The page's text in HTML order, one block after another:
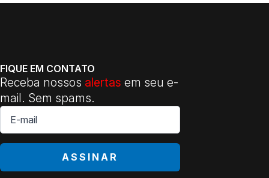
FIQUE EM CONTATO
Receba nossos alertas em seu e-
mail. Sem spams.
E-
mail
*
ASSINAR